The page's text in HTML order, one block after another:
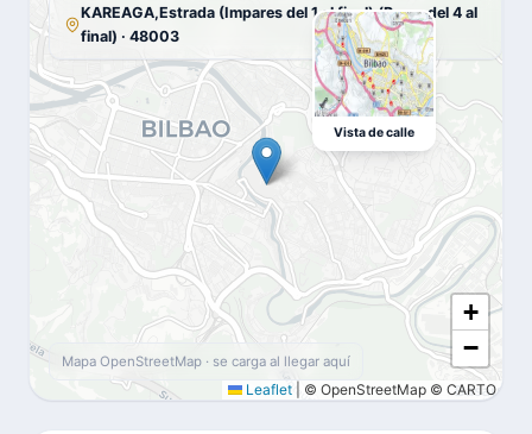
+
−
Leaflet © OpenStreetMap © CARTO
KAREAGA,Estrada (Impares del 1 al final) (Pares del 4 al
final) · 48003
Vista de calle
Mapa OpenStreetMap · se carga al llegar aquí